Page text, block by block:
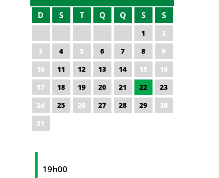
D S T Q Q S S
1
2
3
4 5 6 7 8
9
10
11 12 13 14 15
16
17
18 19 20 21 22
23
24
25 26 27 28 29
30
31
19h00